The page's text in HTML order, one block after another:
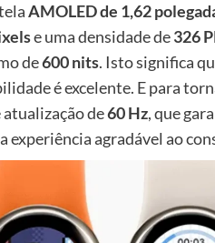
AMOLED de 1,62
e uma densidade de326
de600 nits. Isto significa
é excelente. E para
atualização de60 Hz, que
experiência agradável ao